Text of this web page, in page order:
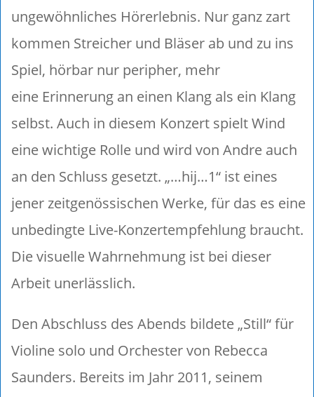
ungewöhnliches Hörerlebnis. Nur ganz zart
kommen Streicher und Bläser ab und zu ins
Spiel, hörbar nur peripher, mehr
eine Erinnerung an einen Klang als ein Klang
selbst. Auch in diesem Konzert spielt Wind
eine wichtige Rolle und wird von Andre auch
an den Schluss gesetzt. „…hij…1“ ist eines
jener zeitgenössischen Werke, für das es eine
unbedingte Live-Konzertempfehlung braucht.
Die visuelle Wahrnehmung ist bei dieser
Arbeit unerlässlich.
Den Abschluss des Abends bildete „Still“ für
Violine solo und Orchester von Rebecca
Saunders. Bereits im Jahr 2011, seinem